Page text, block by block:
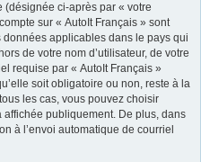
ci-après par « votre
sur « AutoIt Français » sont
applicables dans le pays qui
de votre nom d’utilisateur, de votre
requise par « AutoIt Français »
soit obligatoire ou non, reste à la
les cas, vous pouvez choisir
publiquement. De plus, dans
à l’envoi automatique de courriel